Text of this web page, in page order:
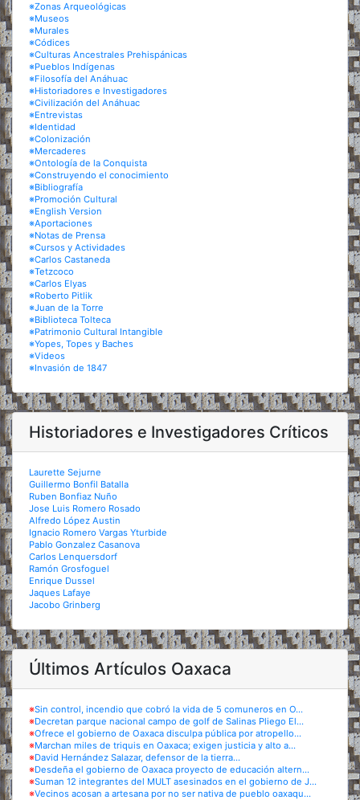
※Zonas Arqueológicas
※Museos
※Murales
※Códices
※Culturas Ancestrales Prehispánicas
※Pueblos Indígenas
※Filosofía del Anáhuac
※Historiadores e Investigadores
※Civilización del Anáhuac
※Entrevistas
※Identidad
※Colonización
※Mercaderes
※Ontología de la Conquista
※Construyendo el conocimiento
※Bibliografía
※Promoción Cultural
※English Version
※Aportaciones
※Notas de Prensa
※Cursos y Actividades
※Carlos Castaneda
※Tetzcoco
※Carlos Elyas
※Roberto Pitlik
※Juan de la Torre
※Biblioteca Tolteca
※Patrimonio Cultural Intangible
※Yopes, Topes y Baches
※Videos
※Invasión de 1847
Historiadores e Investigadores Críticos
Laurette Sejurne
Guillermo Bonfil Batalla
Ruben Bonfiaz Nuño
Jose Luis Romero Rosado
Alfredo López Austin
Ignacio Romero Vargas Yturbide
Pablo Gonzalez Casanova
Carlos Lenquersdorf
Ramón Grosfoguel
Enrique Dussel
Jaques Lafaye
Jacobo Grinberg
Últimos Artículos Oaxaca
※Sin control, incendio que cobró la vida de 5 comuneros en O...
※Decretan parque nacional campo de golf de Salinas Pliego El...
※Ofrece el gobierno de Oaxaca disculpa pública por atropello...
※Marchan miles de triquis en Oaxaca; exigen justicia y alto a...
※David Hernández Salazar, defensor de la tierra...
※Desdeña el gobierno de Oaxaca proyecto de educación altern...
※Suman 12 integrantes del MULT asesinados en el gobierno de J...
※Vecinos acosan a artesana por no ser nativa de pueblo oaxaqu...